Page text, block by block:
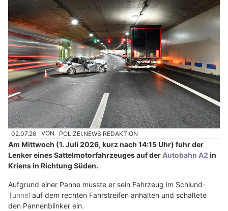
02.07.26 VON POLIZEI.NEWS REDAKTION
Am Mittwoch (1. Juli 2026, kurz nach 14:15 Uhr) fuhr der
Lenker eines Sattelmotorfahrzeuges auf der Autobahn A2 in
Kriens in Richtung Süden.
Aufgrund einer Panne musste er sein Fahrzeug im Schlund-
Tunnel auf dem rechten Fahrstreifen anhalten und schaltete
den Pannenblinker ein.